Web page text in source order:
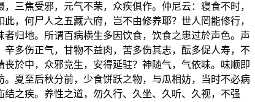
三焦受邪，元气不荣，众疾俱作。仲尼云：寝食不时，
，何尸人之五藏六府，岂不由修养耶？世人罔能修行，
归地。所谓百病横生多因饮食，饮食之患过於声色。声
多伤正气，甘物不益肉，苦多伤其志，酝多促人寿，不
於中，众邪竞生，安得延驻？神随气，气依味。味顺即
夏至后秋分前，少食饼跃之物，与瓜相妨，当时不必病
之疾。养性之道，勿久行、久坐、久听、久视，不强